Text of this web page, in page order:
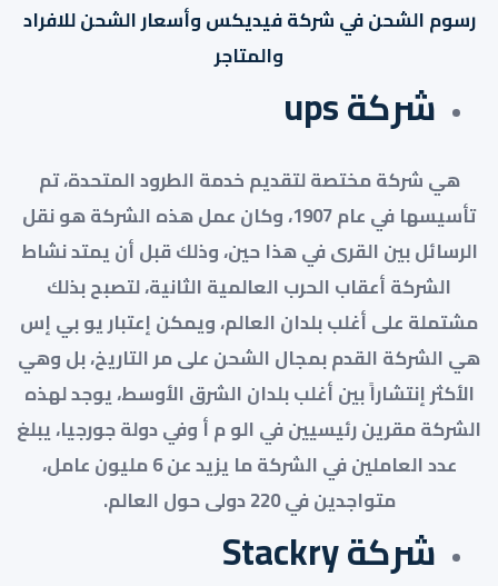
رسوم الشحن في شركة فيديكس وأسعار الشحن للافراد
والمتاجر
شركة ups
هي شركة مختصة لتقديم خدمة الطرود المتحدة، تم
تأسيسها في عام 1907، وكان عمل هذه الشركة هو نقل
الرسائل بين القرى في هذا حين، وذلك قبل أن يمتد نشاط
الشركة أعقاب الحرب العالمية الثانية، لتصبح بذلك
مشتملة على أغلب بلدان العالم، ويمكن إعتبار يو بي إس
هي الشركة القدم بمجال الشحن على مر التاريخ، بل وهي
الأكثر إنتشاراً بين أغلب بلدان الشرق الأوسط، يوجد لهذه
الشركة مقرين رئيسيين في الو م أ وفي دولة جورجيا، يبلغ
عدد العاملين في الشركة ما يزيد عن 6 مليون عامل،
متواجدين في 220 دولى حول العالم.
شركة Stackry